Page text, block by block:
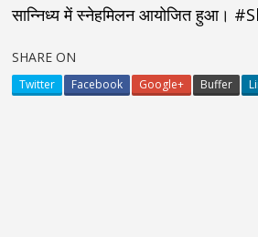
सान्निध्य में स्नेहमिलन आयोजित हुआ।
SHARE ON
Twitter Facebook Google+ Buffer